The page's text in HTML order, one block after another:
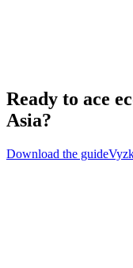
Ready to ace
Asia?
Download the guide